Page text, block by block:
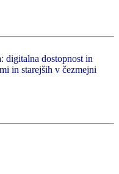
dostopnost in
in starejših v čezmejni